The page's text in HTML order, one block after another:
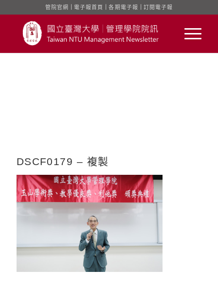
管院官網 電子報首頁 ｜各期電子報 訂閱電子報
DSCF0179 – 複製